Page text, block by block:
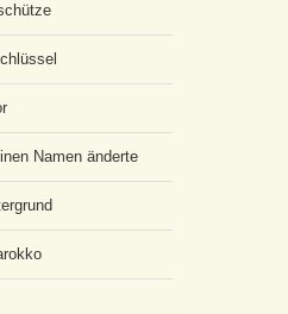
Namen änderte